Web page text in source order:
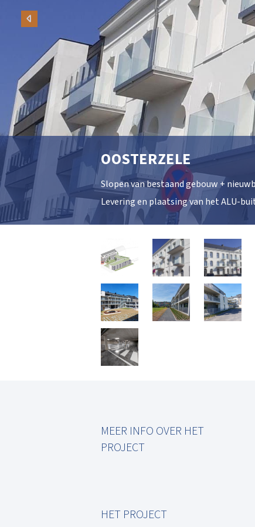
Vorige
OOSTERZELE
Slopen van bestaand gebouw +
Levering en plaatsing van het ALU-
MEER INFO OVER HET
PROJECT
HET PROJECT